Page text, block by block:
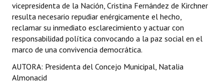
Ciudadano Ilustre - Registro
Banca del Vecino - Registro
Huéspedes de Honor - Registro
Antiguos Pobladores - Registro
vicepresidenta de la Nación, Cristina Fernández de Kirchner
resulta necesario repudiar enérgicamente el hecho,
reclamar su inmediato esclarecimiento y actuar con
responsabilidad política convocando a la paz social en el
marco de una convivencia democrática.
AUTORA: Presidenta del Concejo Municipal, Natalia
Almonacid